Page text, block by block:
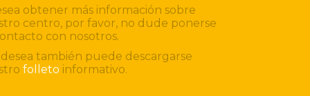
obtener más información sobre
centro, por favor, no dude ponerse
con nosotros.
desea también puede descargarse
folleto informativo.